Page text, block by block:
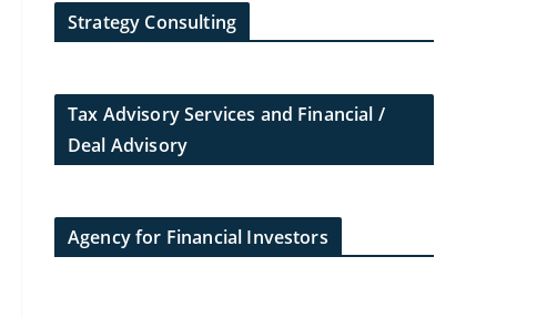
Strategy Consulting
Tax Advisory Services and Financial /
Deal Advisory
Agency for Financial Investors